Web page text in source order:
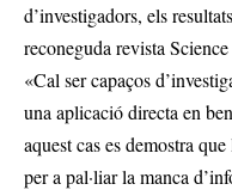
d’investigadors, els
reconeguda revista
«Cal ser capaços
una aplicació directa en
aquest cas es demostra
per a pal·liar la manca